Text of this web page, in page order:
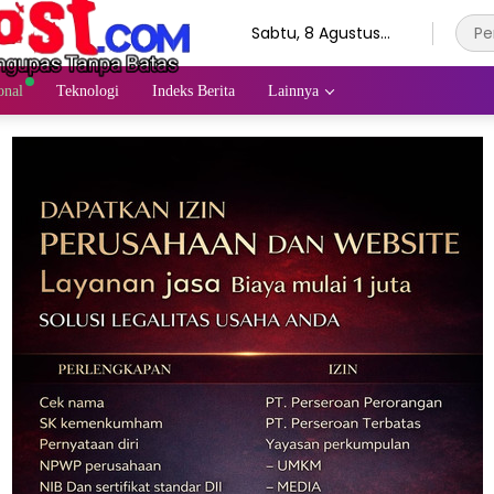
Sabtu, 8 Agustus
Teknologi Indeks Berita Lainnya